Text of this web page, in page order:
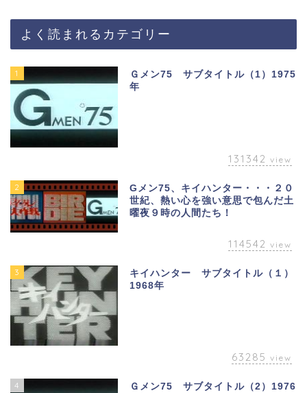
よく読まれるカテゴリー
1
Ｇメン75 サブタイトル（1）1975
年
131342 view
2
Gメン75、キイハンター・・・２０
世紀、熱い心を強い意思で包んだ土
曜夜９時の人間たち！
114542 view
3
キイハンター サブタイトル（１）
1968年
63285 view
4
Ｇメン75 サブタイトル（2）1976